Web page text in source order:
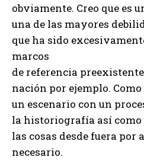
obviamente. Creo que es
una de las mayores
que ha sido
marcos
de referencia
nación por ejemplo.
un escenario con un
la historiografía así como
las cosas desde fuera por
necesario.